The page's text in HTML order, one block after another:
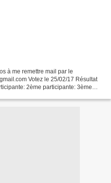
à me remettre mail par le
Votez le 25/02/17 Résultat
2ème participante: 3ème